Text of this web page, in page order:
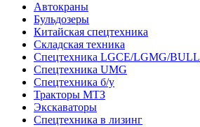
Автокраны
Бульдозеры
Китайская спецтехника
Складская техника
Спецтехника LGCE/LGMG/BULL
Спецтехника UMG
Спецтехника б/у
Тракторы МТЗ
Экскаваторы
Спецтехника в лизинг